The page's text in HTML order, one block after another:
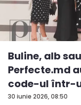
30 iunie 2026, 08:50
Buline, alb
Perfecte.md
code-ul într-
de...